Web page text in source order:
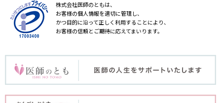
株式会社医師のともは、
お客様の個人情報を適切に管理し、
かつ目的に沿って正しく利用することにより、
お客様の信頼とご期待に応えてまいります。